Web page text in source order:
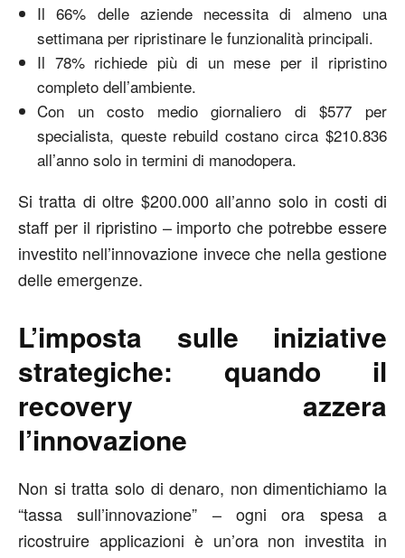
Il 66% delle aziende necessita di almeno una
settimana per ripristinare le funzionalità principali.
Il 78% richiede più di un mese per il ripristino
completo dell’ambiente.
Con un costo medio giornaliero di $577 per
specialista, queste rebuild costano circa $210.836
all’anno solo in termini di manodopera.
Si tratta di oltre $200.000 all’anno solo in costi di
staff per il ripristino – importo che potrebbe essere
investito nell’innovazione invece che nella gestione
delle emergenze.
L’imposta sulle iniziative
strategiche: quando il
recovery azzera
l’innovazione
Non si tratta solo di denaro, non dimentichiamo la
“tassa sull’innovazione” – ogni ora spesa a
ricostruire applicazioni è un’ora non investita in